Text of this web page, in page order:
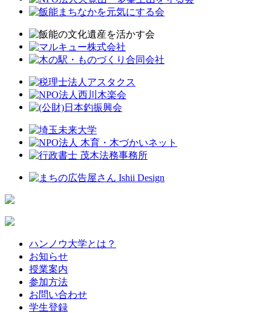
ハンノウ大学とは？
お知らせ
授業案内
参加方法
お問い合わせ
学生登録